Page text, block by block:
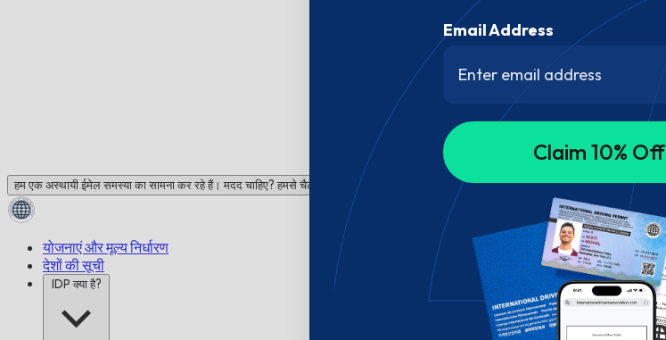
हम एक अस्थायी ईमेल समस्या का सामना कर रहे हैं। मदद चाहिए? हमसे चैट करें!
योजनाएं और मूल्य निर्धारण
देशों की सूची
IDP क्या है?
Email Address
Claim 10% Off